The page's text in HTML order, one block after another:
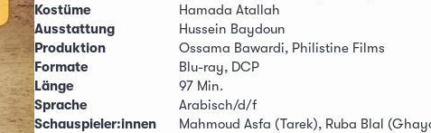
Kostüme
Hamada Atallah
Ausstattung
Hussein Baydoun
Produktion
Ossama Bawardi, Philistine Films
Formate
Blu-ray, DCP
Länge
97 Min.
Sprache
Arabisch/d/f
Schauspieler:innen
Mahmoud Asfa (Tarek), Ruba Blal